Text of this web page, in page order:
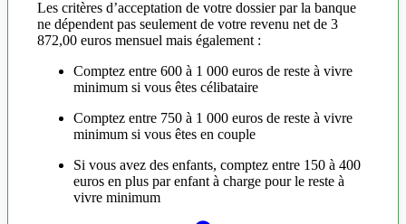
Les critères d’acceptation de votre dossier par la banque
ne dépendent pas seulement de votre revenu net de 3
872,00 euros mensuel mais également :
Comptez entre 600 à 1 000 euros de reste à vivre
minimum si vous êtes célibataire
Comptez entre 750 à 1 000 euros de reste à vivre
minimum si vous êtes en couple
Si vous avez des enfants, comptez entre 150 à 400
euros en plus par enfant à charge pour le reste à
vivre minimum